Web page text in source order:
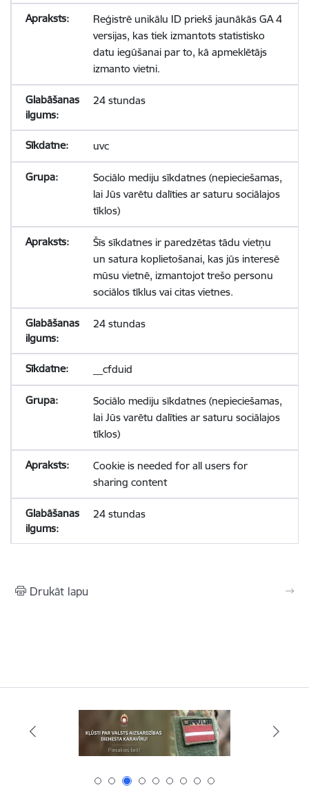
Reģistrē unikālu ID priekš jaunākās GA 4
versijas, kas tiek izmantots statistisko
datu iegūšanai par to, kā apmeklētājs
izmanto vietni.
24 stundas
uvc
Sociālo mediju sīkdatnes (nepieciešamas,
lai Jūs varētu dalīties ar saturu sociālajos
tīklos)
Šīs sīkdatnes ir paredzētas tādu vietņu
un satura koplietošanai, kas jūs interesē
mūsu vietnē, izmantojot trešo personu
sociālos tīklus vai citas vietnes.
24 stundas
__cfduid
Sociālo mediju sīkdatnes (nepieciešamas,
lai Jūs varētu dalīties ar saturu sociālajos
tīklos)
Cookie is needed for all users for
sharing content
24 stundas
Drukāt lapu